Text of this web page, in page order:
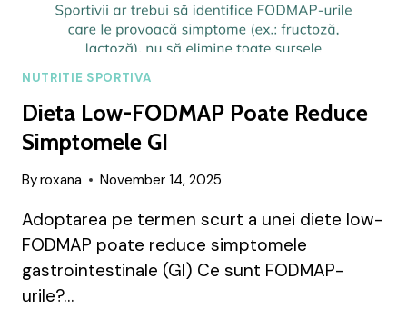
NUTRITIE SPORTIVA
Dieta Low-FODMAP Poate Reduce
Simptomele GI
Byroxana November 14, 2025
Adoptarea pe termen scurt a unei diete low-
FODMAP poate reduce simptomele
gastrointestinale (GI) Ce sunt FODMAP-
urile?…